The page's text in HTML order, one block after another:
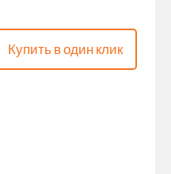
Купить в один клик